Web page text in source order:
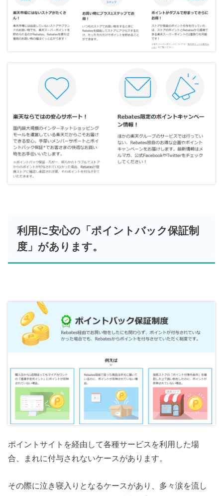
利用に安心の「ポイントバック保証制
度」があります。
ポイントサイトを経由して各種サービスを利用した場
合、まれに付与されないケースがあります。
その際に泣き寝入りとなるケースがあり、多々涙を流し